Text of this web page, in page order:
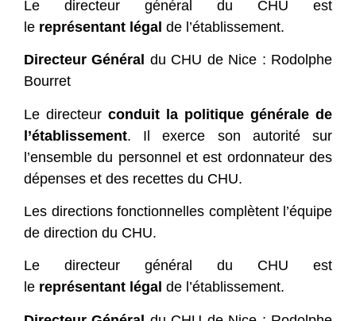
Le directeur général du CHU est
le représentant légal de l’établissement.
Directeur Général du CHU de Nice : Rodolphe
Bourret
Le directeur conduit la politique générale de
l’établissement. Il exerce son autorité sur
l’ensemble du personnel et est ordonnateur des
dépenses et des recettes du CHU.
Les directions fonctionnelles complètent l’équipe
de direction du CHU.
Le directeur général du CHU est
le représentant légal de l’établissement.